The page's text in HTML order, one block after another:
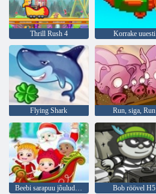
Thrill Rush 4 Korrake uuesti
Flying Shark Run, siga, Run
Bob röövel H5